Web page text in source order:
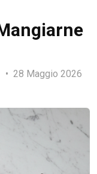
28 Maggio 2026